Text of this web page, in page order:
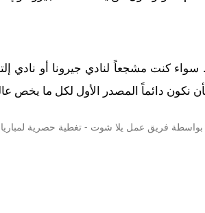
سواء كنت مشجعاً لنادي جيرونا أو نادي
دائماً المصدر الأول لكل ما يخص عالم
بواسطة فريق عمل يلا شوت - تغطية حصرية لمباريات